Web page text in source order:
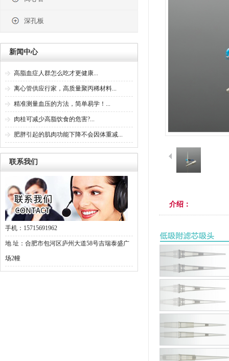
深孔板
新闻中心
高脂血症人群怎么吃才更健康...
离心管供应行家，高质量聚丙稀材料...
精准测量血压的方法，简单易学！...
肉桂可减少高脂饮食的危害?...
肥胖引起的肌肉功能下降不会因体重减...
联系我们
手机：15715691962
地 址：合肥市包河区庐州大道58号吉瑞泰盛广
场2幢
介绍：